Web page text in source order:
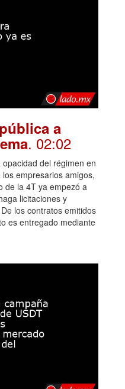
a
. 02:02
del régimen en
empresarios amigos,
de la 4T ya empezó a
licitaciones y
los contratos emitidos
es entregado mediante